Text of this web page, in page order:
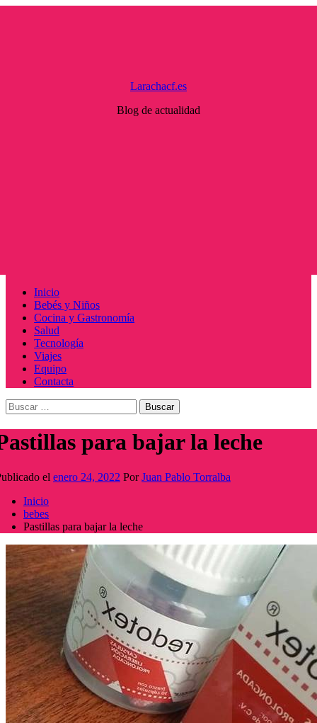
Larachacf.es
Blog de actualidad
Menú
principal
Inicio
Bebés y Niños
Cocina y Gastronomía
Salud
Tecnología
Viajes
Equipo
Contacta
Buscar:
para bajar la leche
el enero 24, 2022 PorJuan Pablo Torralba
Inicio
bebes
Pastillas para bajar la leche